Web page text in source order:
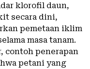
klorofil daun,
secara dini,
pemetaan iklim
masa tanam.
contoh penerapan
petani yang